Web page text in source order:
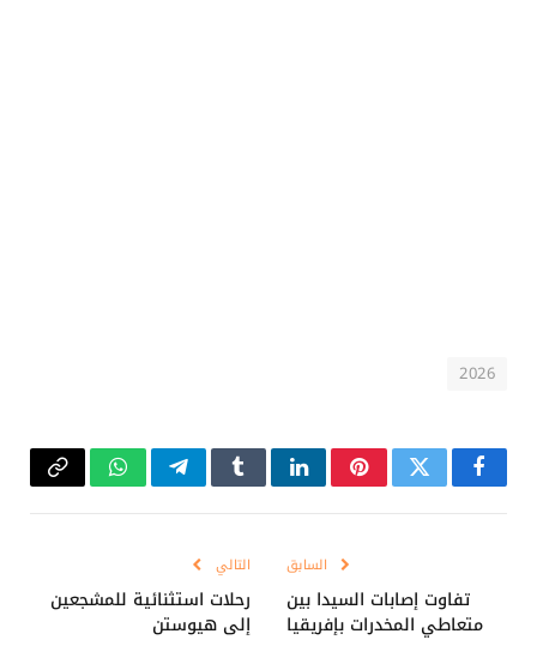
2026
فيسبوكتويتر بينتيريستلينكدإنTumblrتيلقرامواتسابCopy
السابق
تفاوت إصابات السيدا بين
متعاطي المخدرات بإفريقيا
التالي
رحلات استثنائية للمشجعين
إلى هيوستن